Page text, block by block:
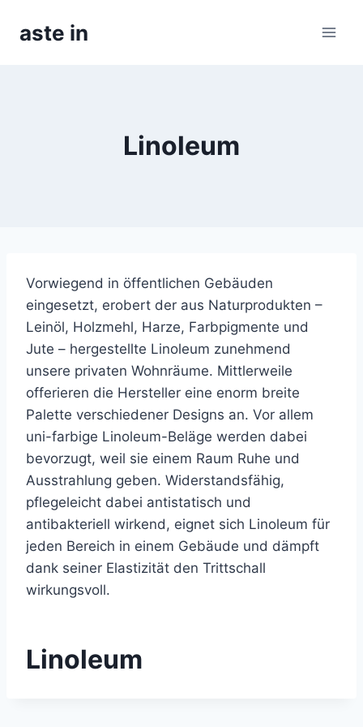
aste in
Linoleum
Vorwiegend in öffentlichen Gebäuden
eingesetzt, erobert der aus Naturprodukten –
Leinöl, Holzmehl, Harze, Farbpigmente und
Jute – hergestellte Linoleum zunehmend
unsere privaten Wohnräume. Mittlerweile
offerieren die Hersteller eine enorm breite
Palette verschiedener Designs an. Vor allem
uni-farbige Linoleum-Beläge werden dabei
bevorzugt, weil sie einem Raum Ruhe und
Ausstrahlung geben. Widerstandsfähig,
pflegeleicht dabei antistatisch und
antibakteriell wirkend, eignet sich Linoleum für
jeden Bereich in einem Gebäude und dämpft
dank seiner Elastizität den Trittschall
wirkungsvoll.
Linoleum